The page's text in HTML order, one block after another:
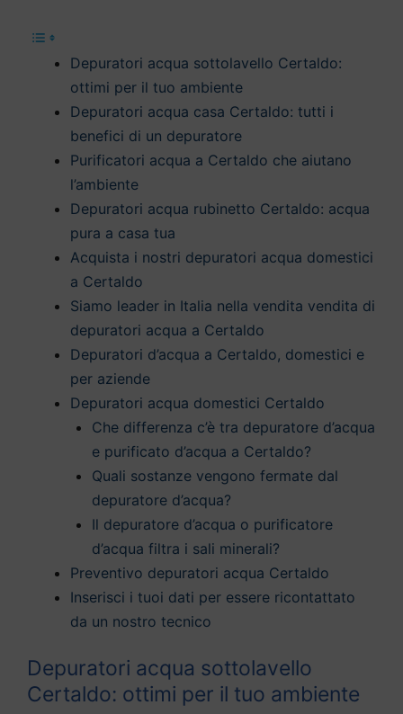
Depuratori acqua sottolavello Certaldo:
ottimi per il tuo ambiente
Depuratori acqua casa Certaldo: tutti i
benefici di un depuratore
Purificatori acqua a Certaldo che aiutano
l’ambiente
Depuratori acqua rubinetto Certaldo: acqua
pura a casa tua
Acquista i nostri depuratori acqua domestici
a Certaldo
Siamo leader in Italia nella vendita vendita di
depuratori acqua a Certaldo
Depuratori d’acqua a Certaldo, domestici e
per aziende
Depuratori acqua domestici Certaldo
Che differenza c’è tra depuratore d’acqua
e purificato d’acqua a Certaldo?
Quali sostanze vengono fermate dal
depuratore d’acqua?
Il depuratore d’acqua o purificatore
d’acqua filtra i sali minerali?
Preventivo depuratori acqua Certaldo
Inserisci i tuoi dati per essere ricontattato
da un nostro tecnico
Depuratori acqua sottolavello
Certaldo: ottimi per il tuo ambiente